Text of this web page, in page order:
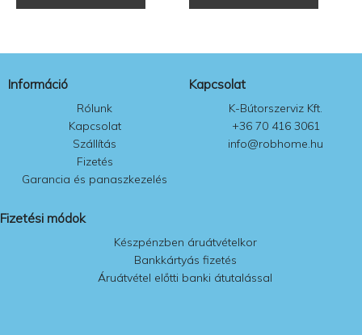
Információ
Rólunk
Kapcsolat
Szállítás
Fizetés
Garancia és panaszkezelés
Kapcsolat
K-Bútorszerviz Kft.
+36 70 416 3061
info@robhome.hu
Fizetési módok
Készpénzben áruátvételkor
Bankkártyás fizetés
Áruátvétel előtti banki átutalással